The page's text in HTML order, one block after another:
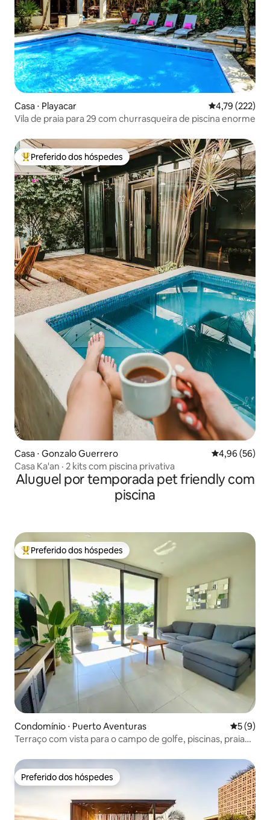
Casa ⋅ Playacar 4,79 de uma
4,79 (222)
Vila de praia para 29 com churrasqueira de piscina enorme
Entre os melhores preferidos dos hóspedes
Preferido dos hóspedes
Casa ⋅ Gonzalo Guerrero 4,96 de uma
4,96 (56)
Casa Ka'an · 2 kits com piscina privativa
Aluguel por temporada pet friendly com
piscina
Entre os melhores preferidos dos hóspedes
Preferido dos hóspedes
Condomínio ⋅ Puerto Aventuras 5 de
5 (9)
Terraço com vista para o campo de golfe, piscinas, praia
Preferido dos hóspedes
Preferido dos hóspedes